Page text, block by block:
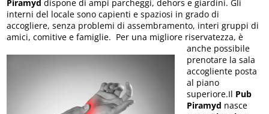
Piramyd dispone di ampi parcheggi, dehors e giardini. Gli
interni del locale sono capienti e spaziosi in grado di
accogliere, senza problemi di assembramento, interi gruppi di
amici, comitive e famiglie. Per una migliore riservatezza, è
anche possibile
prenotare la sala
accogliente posta
al piano
superiore.Il Pub
Piramyd nasce